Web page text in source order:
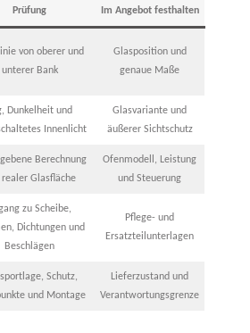
Prüfung Im Angebot festhalten
von oberer und
unterer Bank
Glasposition und
genaue Maße
Dunkelheit und
Innenlicht
Glasvariante und
äußerer Sichtschutz
Berechnung
Glasfläche
Ofenmodell, Leistung
und Steuerung
zu Scheibe,
Dichtungen und
Beschlägen
Pflege- und
Ersatzteilunterlagen
Schutz,
und Montage
Lieferzustand und
Verantwortungsgrenze